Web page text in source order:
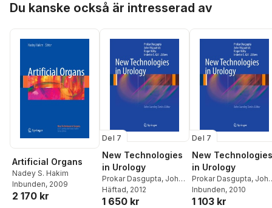
Du kanske också är intresserad av
Artificial Organs
Nadey S. Hakim
Inbunden, 2009
2 170 kr
Del 7
New Technologies
in Urology
Prokar Dasgupta, John
M. Fitzpatrick
Kirby,Inderbir S. Gill
Häftad, 2012
1 650 kr
Del 7
New Technologies
in Urology
Prokar Dasgupta, John
M. Fitzpatrick,Roger
Kirby,Inderbir S. Gill
Inbunden, 2010
1 103 kr